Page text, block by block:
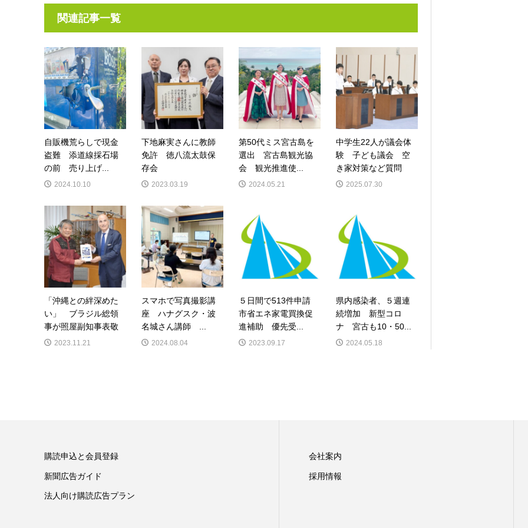
関連記事一覧
自販機荒らしで現金
盗難 添道線採石場
の前 売り上げ...
2024.10.10
下地麻実さんに教師
免許 徳八流太鼓保
存会
2023.03.19
第50代ミス宮古島を
選出 宮古島観光協
会 観光推進使...
2024.05.21
中学生22人が議会体
験 子ども議会 空
き家対策など質問
2025.07.30
「沖縄との絆深めた
い」 ブラジル総領
事が照屋副知事表敬
2023.11.21
スマホで写真撮影講
座 ハナグスク・波
名城さん講師 ...
2024.08.04
５日間で513件申請
市省エネ家電買換促
進補助 優先受...
2023.09.17
県内感染者、５週連
続増加 新型コロ
ナ 宮古も10・50...
2024.05.18
購読申込と会員登録
新聞広告ガイド
法人向け購読広告プラン
会社案内
採用情報